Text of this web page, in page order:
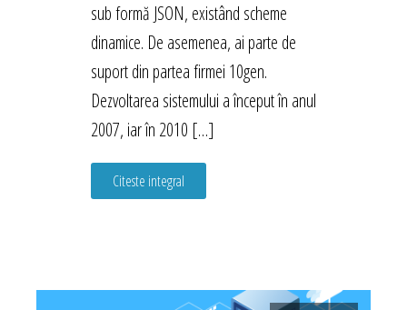
sub formă JSON, existând scheme
dinamice. De asemenea, ai parte de
suport din partea firmei 10gen.
Dezvoltarea sistemului a început în anul
2007, iar în 2010 […]
Citeste integral